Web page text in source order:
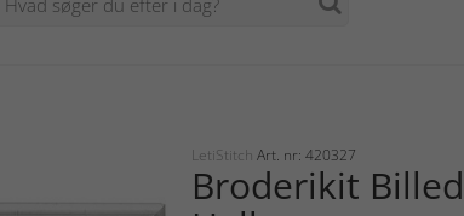
LetiStitch Art. nr: 420327
Broderikit